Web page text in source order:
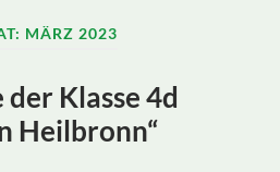
MÄRZ 2023
Klasse 4d
Heilbronn“